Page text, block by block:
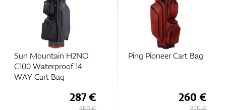
Entfernungsmesser & GPS
Sun Mountain H2NO
C100 Waterproof 14
WAY Cart Bag
287 €
Ping Pioneer Cart Bag
260 €